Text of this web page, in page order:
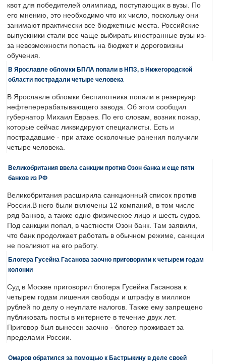
квот для победителей олимпиад, поступающих в вузы. По
его мнению, это необходимо что их число, поскольку они
занимают практически все бюджетные места. Российские
выпускники стали все чаще выбирать иностранные вузы из-
за невозможности попасть на бюджет и дороговизны
обучения.
В Ярославле обломки БПЛА попали в НПЗ, в Нижегородской
области пострадали четыре человека
В Ярославле обломки беспилотника попали в резервуар
нефтеперерабатывающего завода. Об этом сообщил
губернатор Михаил Евраев. По его словам, возник пожар,
которые сейчас ликвидируют специалисты. Есть и
пострадавшие - при атаке осколочные ранения получили
четыре человека.
Великобритания ввела санкции против Озон банка и еще пяти
банков из РФ
Великобритания расширила санкционный список против
России.В него были включены 12 компаний, в том числе
ряд банков, а также одно физическое лицо и шесть судов.
Под санкции попал, в частности Озон банк. Там заявили,
что банк продолжает работать в обычном режиме, санкции
не повлияют на его работу.
Блогера Гусейна Гасанова заочно приговорили к четырем годам
колонии
Суд в Москве приговорил блогера Гусейна Гасанова к
четырем годам лишения свободы и штрафу в миллион
рублей по делу о неуплате налогов. Также ему запрещено
публиковать посты в интернете в течение двух лет.
Приговор был вынесен заочно - блогер проживает за
пределами России.
Омаров обратился за помощью к Бастрыкину в деле своей